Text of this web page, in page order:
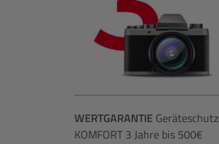
WERTGARANTIE Geräteschutz
KOMFORT 3 Jahre bis 500€